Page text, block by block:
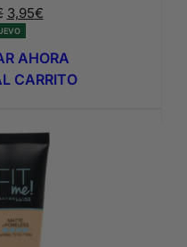
El
precio
original
era:
6,95€.
3,95€El
actual
es:
3,95€.
AHORA
CARRITO